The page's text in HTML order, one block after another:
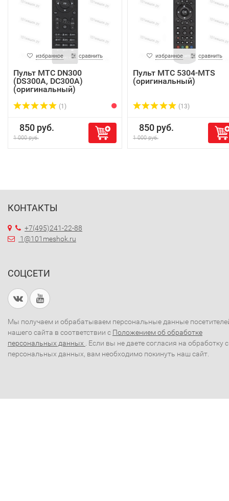
избранное сравнить
Пульт МТС DN300
(DS300A, DC300A)
(оригинальный)
(1)
850 руб.
1 000 руб.
избранное сравнить
Пульт МТС 5304-MTS
(оригинальный)
(13)
850 руб.
1 000 руб.
КОНТАКТЫ
+7(495)241-22-88
1@101meshok.ru
СОЦСЕТИ
Мы получаем и обрабатываем персональные данные
нашего сайта в соответствии с Положением об обработке
персональных данных . Если вы не даете согласия на обработку
персональных данных, вам необходимо покинуть наш сайт.